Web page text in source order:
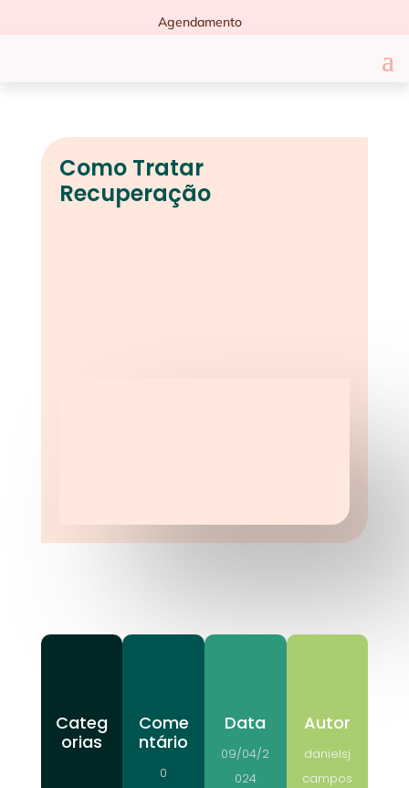
Agendamento
Como Tratar
Recuperação
Categ
orias
Come
ntário
0
Data
09/04/2
024
Autor
danielsj
campos